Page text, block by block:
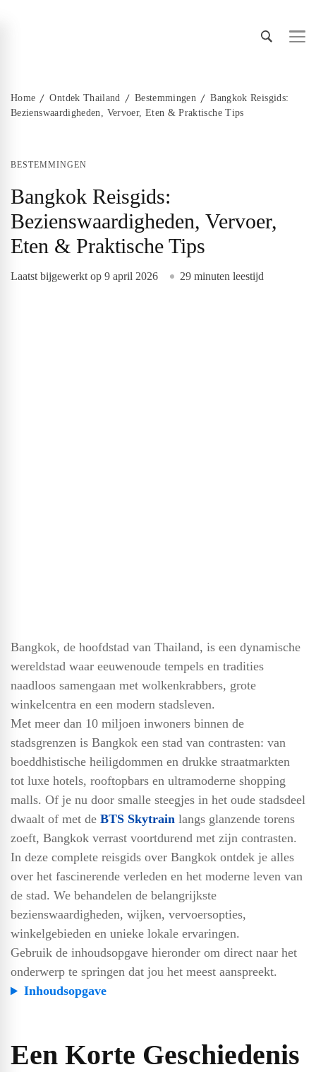
uitgebreide gidsen en insiderkennis over vervoer,
accommodaties, topbezienswaardigheden, het expatleven
Home Ontdek Thailand Bestemmingen
Bangkok Reisgids:
Bezienswaardigheden, Vervoer, Eten & Praktische Tips
BESTEMMINGEN
Bangkok Reisgids:
Bezienswaardigheden, Vervoer,
Eten & Praktische Tips
Laatst bijgewerkt op 9 april 2026 29 minuten leestijd
Bangkok, de hoofdstad van Thailand, is een dynamische
wereldstad waar eeuwenoude tempels en tradities
naadloos samengaan met wolkenkrabbers, grote
winkelcentra en een modern stadsleven.
Met meer dan 10 miljoen inwoners binnen de
stadsgrenzen is Bangkok een stad van contrasten: van
boeddhistische heiligdommen en drukke straatmarkten
tot luxe hotels, rooftopbars en ultramoderne shopping
malls. Of je nu door smalle steegjes in het oude stadsdeel
dwaalt of met de BTS Skytrain langs glanzende torens
zoeft, Bangkok verrast voortdurend met zijn contrasten.
In deze complete reisgids over Bangkok ontdek je alles
over het fascinerende verleden en het moderne leven van
de stad. We behandelen de belangrijkste
bezienswaardigheden, wijken, vervoersopties,
winkelgebieden en unieke lokale ervaringen.
Gebruik de inhoudsopgave hieronder om direct naar het
onderwerp te springen dat jou het meest aanspreekt.
Inhoudsopgave
Een Korte Geschiedenis